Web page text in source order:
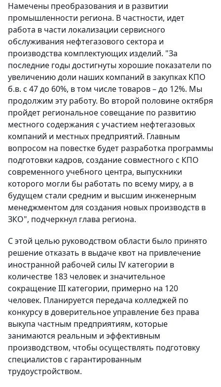
Намечены преобразования и в развитии
промышленности региона. В частности, идет
работа в части локализации сервисного
обслуживания нефтегазового сектора и
производства комплектующих изделий. "За
последние годы достигнуты хорошие показатели по
увеличению доли наших компаний в закупках КПО
б.в. с 47 до 60%, в том числе товаров – до 12%. Мы
продолжим эту работу. Во второй половине октября
пройдет региональное совещание по развитию
местного содержания с участием нефтегазовых
компаний и местных предприятий. Главным
вопросом на повестке будет разработка программы
подготовки кадров, создание совместного с КПО
современного учебного центра, выпускники
которого могли бы работать по всему миру, а в
будущем стали средним и высшим инженерным
менеджментом для создания новых производств в
ЗКО", подчеркнул глава региона.
С этой целью руководством области было принято
решение отказать в выдаче квот на привлечение
иностранной рабочей силы IV категории в
количестве 183 человек и значительное
сокращение III категории, примерно на 120
человек. Планируется передача колледжей по
конкурсу в доверительное управление без права
выкупа частным предприятиям, которые
занимаются реальным и эффективным
производством, чтобы осуществлять подготовку
специалистов с гарантированным
трудоустройством.